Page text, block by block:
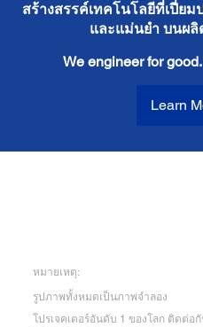
สร้างสรรค์เทคโนโลยีที่เปี่ย
และแม่นยำ บนผ
We engineer for
Learn
หมายเหตุ:
รูปภาพทั้งหมดเป็นภาพจำลอง
โปรเจคเตอร์อันดับ 1 ของโลก ติดต่